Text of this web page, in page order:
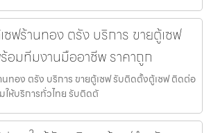
ฟร้านทอง ตรัง บริการ ขายตู้เซฟ
อมทีมงานมืออาชีพ ราคาถูก
ทอง ตรัง บริการ ขายตู้เซฟ รับติดตั้งตู้เซฟ ติดต่อ
ห้บริการทั่วไทย รับติดตั